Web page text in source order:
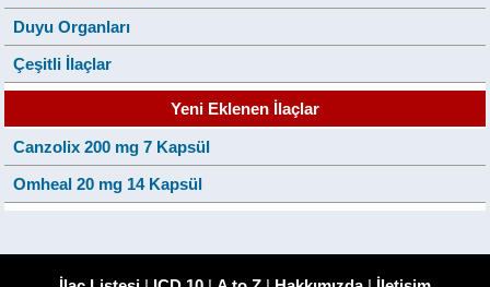
Duyu Organları
Çeşitli İlaçlar
Yeni Eklenen İlaçlar
Canzolix 200 mg 7 Kapsül
Omheal 20 mg 14 Kapsül